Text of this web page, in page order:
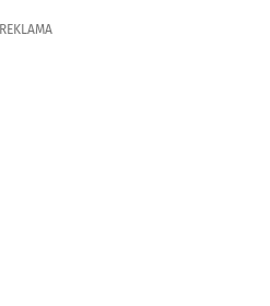
REKLAMA